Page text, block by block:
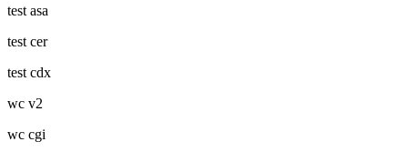
test asa
test cer
test cdx
wc v2
wc cgi